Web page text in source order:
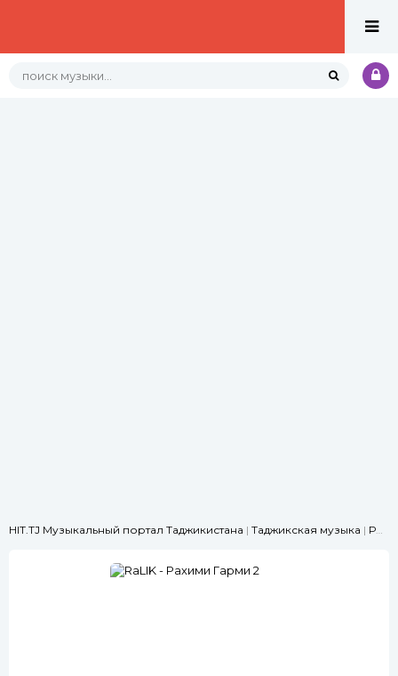
HIT.TJ Музыкальный портал Таджикистана | Таджикская музыка | РЭП